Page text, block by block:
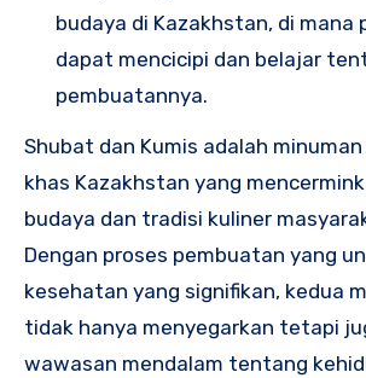
budaya di Kazakhstan, di mana
dapat mencicipi dan belajar
pembuatannya.
Shubat dan Kumis adalah
khas Kazakhstan yang
budaya dan tradisi kuliner
Dengan proses pembuatan yang
kesehatan yang signifikan, kedua
tidak hanya menyegarkan tetapi
wawasan mendalam tentang